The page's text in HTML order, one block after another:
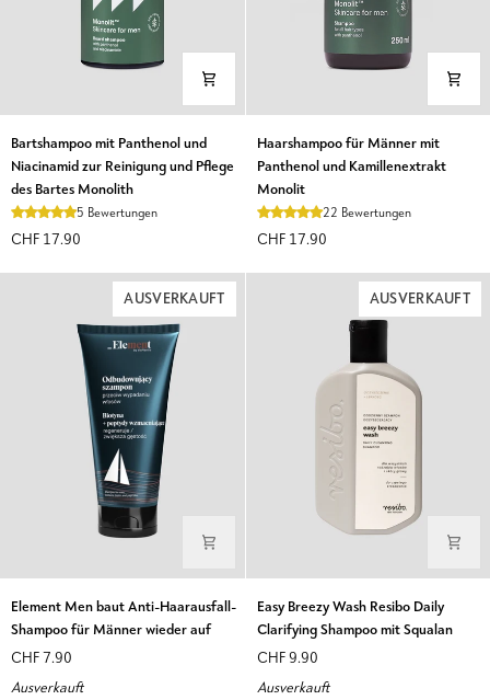
Bartshampoo
mit
Panthenol
und
zur
Reinigung
Bartshampoo mit Panthenol und
Niacinamid zur Reinigung und Pflege
des Bartes Monolith
5 Bewertungen
CHF 17.90
Haarshampoo
für
Männer
mit
und
Kamillenextrakt
Haarshampoo für Männer mit
Panthenol und Kamillenextrakt
Monolit
22 Bewertungen
CHF 17.90
AUSVERKAUFT
Element
Men
Anti-
Haarausfall-
Element Men baut Anti-Haarausfall-
Shampoo für Männer wieder auf
CHF 7.90
Ausverkauft
AUSVERKAUFT
Easy
Breezy
Resibo
Daily
Easy Breezy Wash Resibo Daily
Clarifying Shampoo mit Squalan
CHF 9.90
Ausverkauft